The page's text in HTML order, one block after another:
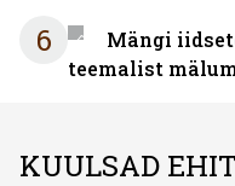
6
Mängi
teemalist
KUULSAD